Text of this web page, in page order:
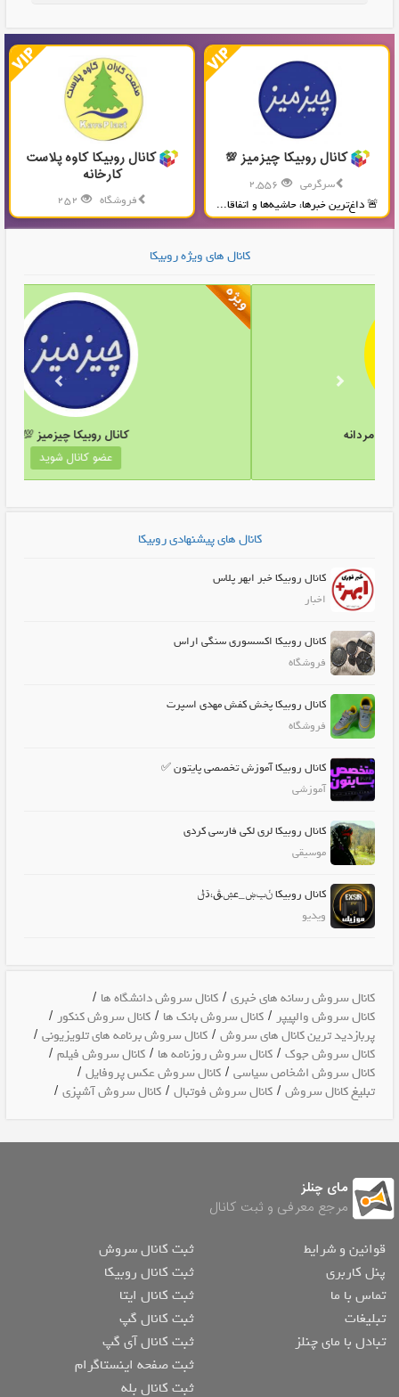
کانال روبیکا چیزمیز 💯
سرگرمی
🚨 داغ‌ترین خبرها، حاشیه‌ها و اتفاقا...
کانال روبیکا کاوه پلاست
کارخانه
فروشگاه
تولید و پخش محصولات پلاستیکی...
کانال های ویژه روبیکا
روبیکا کانال همکاری #مردانه
کانال های پیشنهادی روبیکا
کانال روبیکا خبر ابهر پلاس
اخبار
کانال روبیکا اکسسوری سنگی اراس
فروشگاه
کانال روبیکا پخش کفش مهدی اسپرت
فروشگاه
کانال روبیکا آموزش تخصصی پایتون ✅
آموزشی
کانال روبیکا لری لکی فارسی کردی
موسیقی
کانال روبیکا ݩݕۻ_عۺڨ،ڌݪ
ویدیو
کانال سروش رسانه های خبری /کانال سروش دانشگاه ها /
کانال سروش والپیپر /کانال سروش بانک ها /کانال سروش کنکور /
پربازدید ترین کانال های سروش /کانال سروش برنامه های تلویزیونی /
کانال سروش جوک /کانال سروش روزنامه ها /کانال سروش فیلم /
کانال سروش اشخاص سیاسی /کانال سروش عکس پروفایل /
تبلیغ کانال سروش /کانال سروش فوتبال /کانال سروش آشپزی /
مای چنلز
مرجع معرفی و ثبت کانال
قوانین و شرایط
پنل کاربری
تماس با ما
تبلیغات
تبادل با مای چنلز
ثبت کانال سروش
ثبت کانال روبیکا
ثبت کانال ایتا
ثبت کانال گپ
ثبت کانال آی گپ
ثبت صفحه اینستاگرام
ثبت کانال بله